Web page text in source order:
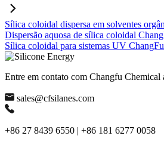
Sílica coloidal dispersa em solventes
Dispersão aquosa de sílica coloidal
Sílica coloidal para sistemas UV
Entre em contato com Changfu Chemical
sales@cfsilanes.com
+86 27 8439 6550 | +86 181 6277 0058